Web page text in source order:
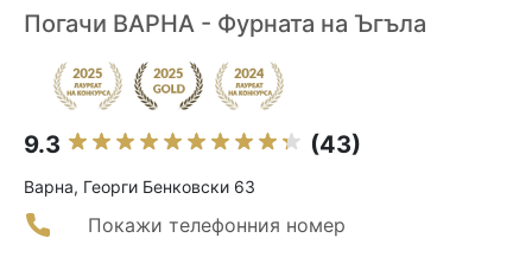
Погачи ВАРНА - Фурната на Ъгъла
9.3 (43)
Варна, Георги Бенковски 63
Покажи телефонния номер